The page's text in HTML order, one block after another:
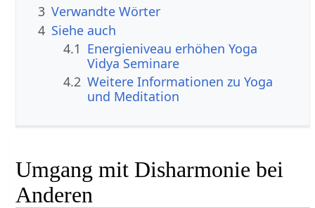
3 Verwandte Wörter
4 Siehe auch
4.1 Energieniveau erhöhen Yoga
Vidya Seminare
4.2 Weitere Informationen zu Yoga
und Meditation
Umgang mit Disharmonie bei
Anderen